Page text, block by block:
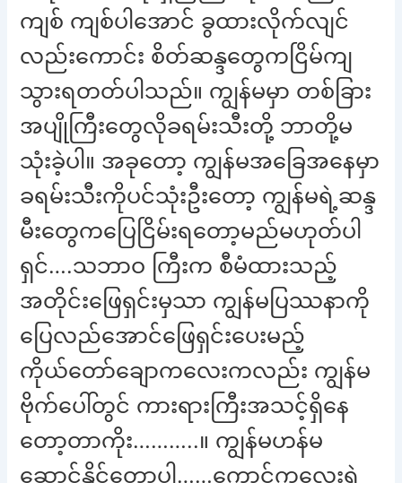
ကျစ် ကျစ်ပါအောင် ခွထားလိုက်လျင်
လည်းကောင်း စိတ်ဆန္ဒတွေကငြိမ်ကျ
သွားရတတ်ပါသည်။ ကျွန်မမှာ တစ်ခြား
အပျိုကြီးတွေလိုခရမ်းသီးတို့ ဘာတို့မ
သုံးခဲ့ပါ။ အခုတော့ ကျွန်မအခြေအနေမှာ
ခရမ်းသီးကိုပင်သုံးဦးတော့ ကျွန်မရဲ့ဆန္ဒ
မီးတွေကပြေငြိမ်းရတော့မည်မဟုတ်ပါ
ရှင်….သဘာဝ ကြီးက စီမံထားသည့်
အတိုင်းဖြေရှင်းမှသာ ကျွန်မပြဿနာကို
ပြေလည်အောင်ဖြေရှင်းပေးမည့်
ကိုယ်တော်ချောကလေးကလည်း ကျွန်မ
ဗိုက်ပေါ်တွင် ကားရားကြီးအသင့်ရှိနေ
တော့တာကိုး………..။ ကျွန်မဟန်မ
ဆောင်နိုင်တော့ပါ……ကောင်ကလေးရဲ့